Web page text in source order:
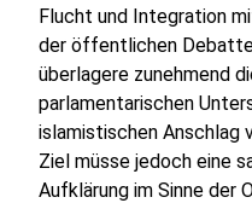
Flucht und Integration
der öffentlichen
überlagere zunehmend
parlamentarischen
islamistischen Anschlag
Ziel müsse jedoch eine
Aufklärung im Sinne der